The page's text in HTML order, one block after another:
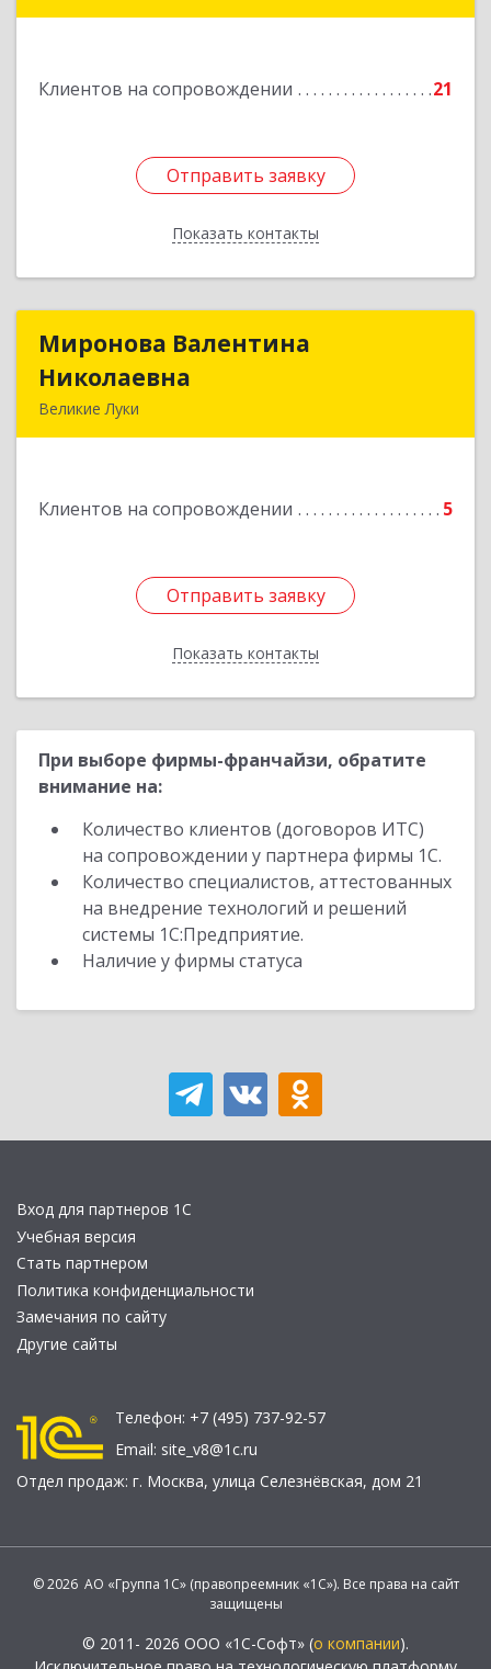
Клиентов на сопровождении 21
Отправить заявку
Показать контакты
Отправить заявку
Назад
Миронова Валентина
Николаевна
Великие Луки
Клиентов на сопровождении 5
Отправить заявку
Показать контакты
Миронова Валентина
Отправить заявку
Назад
При выборе фирмы-франчайзи, обратите
внимание на:
Количество клиентов (договоров ИТС)
на сопровождении у партнера фирмы 1С.
Количество специалистов, аттестованных
на внедрение технологий и решений
системы 1С:Предприятие.
Наличие у фирмы статуса
Вход для партнеров 1С
Учебная версия
Стать партнером
Политика конфиденциальности
Замечания по сайту
Другие сайты
Телефон: +7 (495) 737-92-57
Email: site_v8@1c.ru
Отдел продаж: г. Москва, улица Селезнёвская, дом 21
© 2026 АО «Группа 1С» (правопреемник «1С»). Все права на сайт
защищены
© 2011- 2026 ООО «1С-Софт» (о компании).